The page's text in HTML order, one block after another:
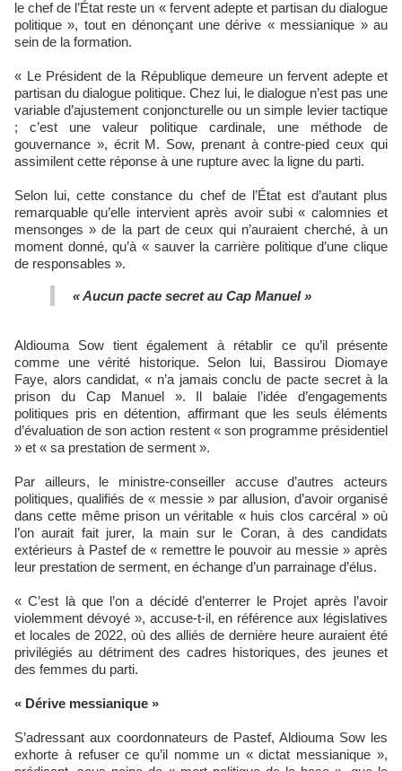
le chef de l’État reste un « fervent adepte et partisan du dialogue
politique », tout en dénonçant une dérive « messianique » au
sein de la formation.
« Le Président de la République demeure un fervent adepte et
partisan du dialogue politique. Chez lui, le dialogue n’est pas une
variable d’ajustement conjoncturelle ou un simple levier tactique
; c’est une valeur politique cardinale, une méthode de
gouvernance », écrit M. Sow, prenant à contre-pied ceux qui
assimilent cette réponse à une rupture avec la ligne du parti.
Selon lui, cette constance du chef de l’État est d’autant plus
remarquable qu’elle intervient après avoir subi « calomnies et
mensonges » de la part de ceux qui n’auraient cherché, à un
moment donné, qu’à « sauver la carrière politique d’une clique
de responsables ».
« Aucun pacte secret au Cap Manuel »
Aldiouma Sow tient également à rétablir ce qu’il présente
comme une vérité historique. Selon lui, Bassirou Diomaye
Faye, alors candidat, « n’a jamais conclu de pacte secret à la
prison du Cap Manuel ». Il balaie l’idée d’engagements
politiques pris en détention, affirmant que les seuls éléments
d’évaluation de son action restent « son programme présidentiel
» et « sa prestation de serment ».
Par ailleurs, le ministre-conseiller accuse d’autres acteurs
politiques, qualifiés de « messie » par allusion, d’avoir organisé
dans cette même prison un véritable « huis clos carcéral » où
l’on aurait fait jurer, la main sur le Coran, à des candidats
extérieurs à Pastef de « remettre le pouvoir au messie » après
leur prestation de serment, en échange d’un parrainage d’élus.
« C’est là que l’on a décidé d’enterrer le Projet après l’avoir
violemment dévoyé », accuse-t-il, en référence aux législatives
et locales de 2022, où des alliés de dernière heure auraient été
privilégiés au détriment des cadres historiques, des jeunes et
des femmes du parti.
« Dérive messianique »
S’adressant aux coordonnateurs de Pastef, Aldiouma Sow les
exhorte à refuser ce qu’il nomme un « dictat messianique »,